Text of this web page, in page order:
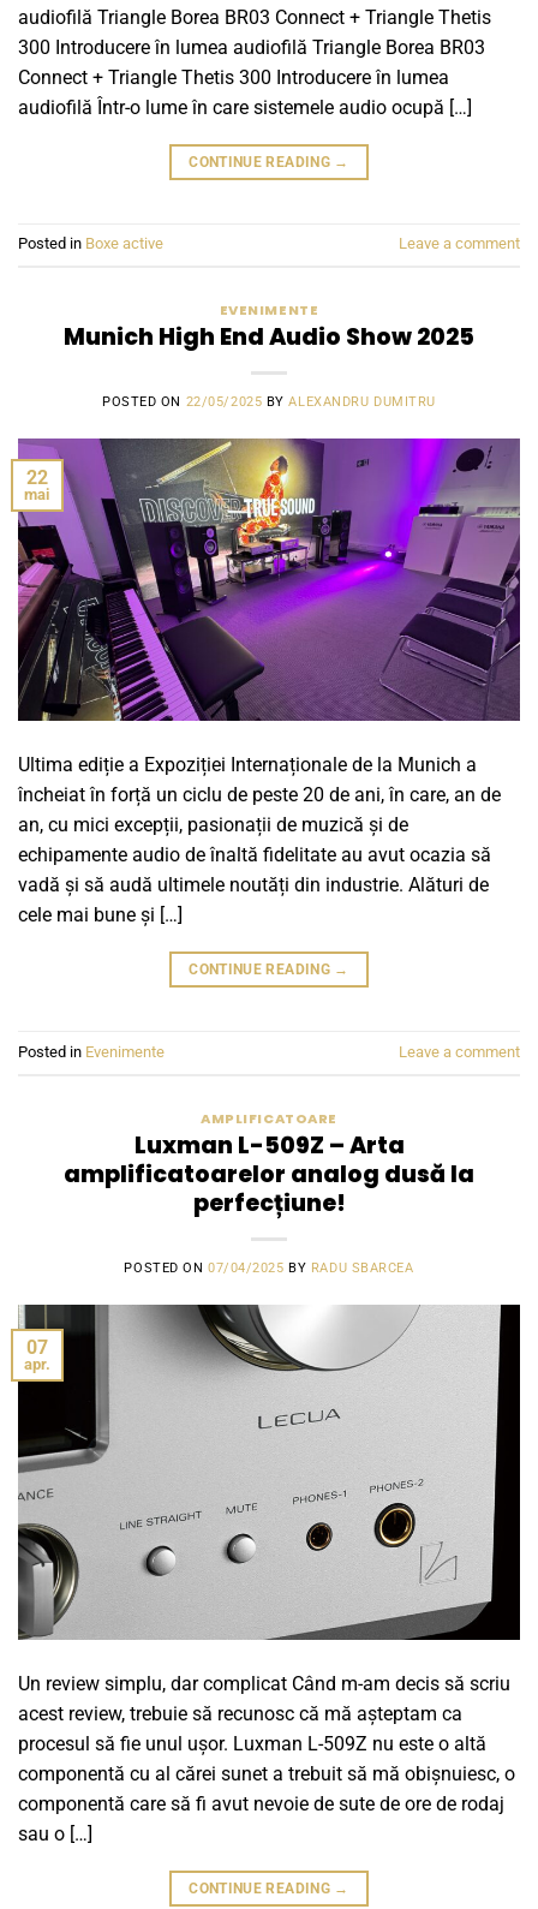
audiofilă Triangle Borea BR03 Connect + Triangle Thetis
300 Introducere în lumea audiofilă Triangle Borea BR03
Connect + Triangle Thetis 300 Introducere în lumea
audiofilă Într-o lume în care sistemele audio ocupă […]
CONTINUE READING →
Posted in Boxe active Leave a comment
EVENIMENTE
Munich High End Audio Show 2025
POSTED ON 22/05/2025 BYALEXANDRU DUMITRU
22
mai
Ultima ediție a Expoziției Internaționale de la Munich a
încheiat în forță un ciclu de peste 20 de ani, în care, an de
an, cu mici excepții, pasionații de muzică și de
echipamente audio de înaltă fidelitate au avut ocazia să
vadă și să audă ultimele noutăți din industrie. Alături de
cele mai bune și […]
CONTINUE READING →
Posted in Evenimente Leave a comment
AMPLIFICATOARE
Luxman L-509Z – Arta
amplificatoarelor analog dusă la
perfecțiune!
POSTED ON 07/04/2025 BY RADU SBARCEA
07
apr.
Un review simplu, dar complicat Când m-am decis să scriu
acest review, trebuie să recunosc că mă așteptam ca
procesul să fie unul ușor. Luxman L-509Z nu este o altă
componentă cu al cărei sunet a trebuit să mă obișnuiesc, o
componentă care să fi avut nevoie de sute de ore de rodaj
sau o […]
CONTINUE READING →